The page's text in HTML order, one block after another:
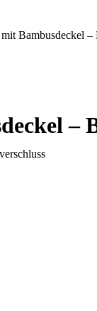
Bambusdeckel
–